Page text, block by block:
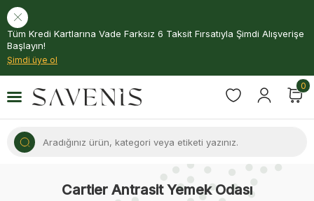
Tüm Kredi Kartlarına Vade Farksız 6 Taksit Fırsatıyla Şimdi Alışverişe
Başlayın!
Şimdi üye ol
0
Cartier Antrasit Yemek Odası